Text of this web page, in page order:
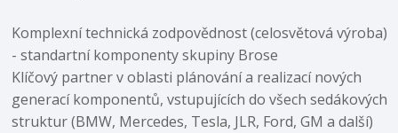
Komplexní technická zodpovědnost (celosvětová výroba)
- standartní komponenty skupiny Brose
Klíčový partner v oblasti plánování a realizací nových
generací komponentů, vstupujících do všech sedákových
struktur (BMW, Mercedes, Tesla, JLR, Ford, GM a další)